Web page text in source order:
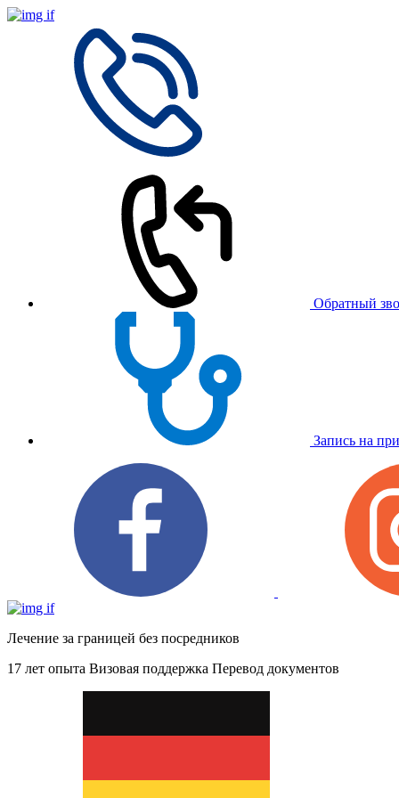
Обратный
Запись на
Лечение за границей без посредников
17 лет опыта Визовая поддержка Перевод документов